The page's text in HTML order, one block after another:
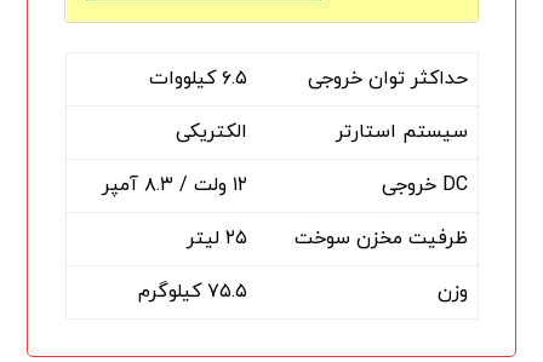
حداکثر توان خروجی
۶.۵ کیلووات
سیستم استارتر
الکتریکی
DC خروجی
۱۲ ولت / ۸.۳ آمپر
ظرفیت مخزن سوخت
۲۵ لیتر
وزن
۷۵.۵ کیلوگرم